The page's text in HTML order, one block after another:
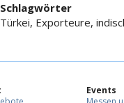
Schlagwörter
Türkei, Exporteure,
Events